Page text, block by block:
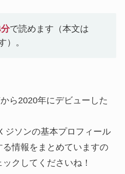
分で読めます（本文は
）。
ら2020年にデビューした
ジソンの基本プロフィール
情報をまとめていますの
クしてくださいね！